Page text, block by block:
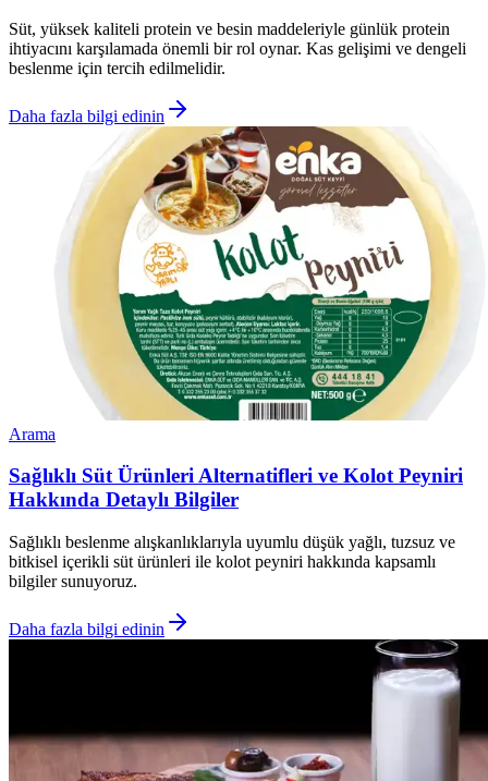
Süt, yüksek kaliteli protein ve besin maddeleriyle günlük protein
ihtiyacını karşılamada önemli bir rol oynar. Kas gelişimi ve dengeli
beslenme için tercih edilmelidir.
Daha fazla bilgi edinin
Arama
Sağlıklı Süt Ürünleri Alternatifleri ve Kolot Peyniri
Hakkında Detaylı Bilgiler
Sağlıklı beslenme alışkanlıklarıyla uyumlu düşük yağlı, tuzsuz ve
bitkisel içerikli süt ürünleri ile kolot peyniri hakkında kapsamlı
bilgiler sunuyoruz.
Daha fazla bilgi edinin